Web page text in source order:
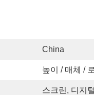
China
높이 / 매체 /
스크린, 디지